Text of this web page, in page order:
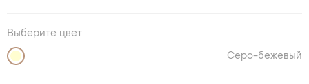
Выберите цвет
Серо-бежевый